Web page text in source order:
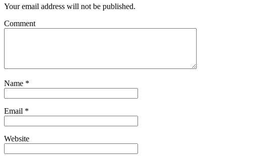
Your email address will not be published.
Comment
Name *
Email *
Website